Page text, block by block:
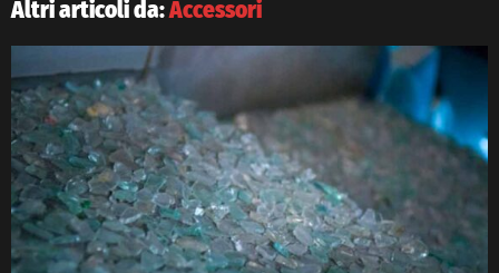
Altri articoli da:Accessori